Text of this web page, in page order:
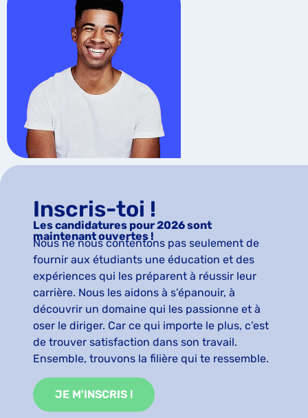
Inscris-toi !
Les candidatures pour 2026 sont
maintenant ouvertes !
Nous ne nous contentons pas seulement de
fournir aux étudiants une éducation et des
expériences qui les préparent à réussir leur
carrière. Nous les aidons à s’épanouir, à
découvrir un domaine qui les passionne et à
oser le diriger. Car ce qui importe le plus, c’est
de trouver satisfaction dans son travail.
Ensemble, trouvons la filière qui te ressemble.
JE M'INSCRIS !